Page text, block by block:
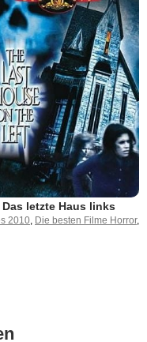
Das letzte Haus links
2010, Die besten Filme Horror,